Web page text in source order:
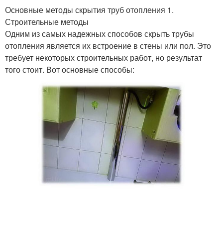
Основные методы скрытия труб отопления 1.
Строительные методы
Одним из самых надежных способов скрыть трубы
отопления является их встроение в стены или пол. Это
требует некоторых строительных работ, но результат
того стоит. Вот основные способы: